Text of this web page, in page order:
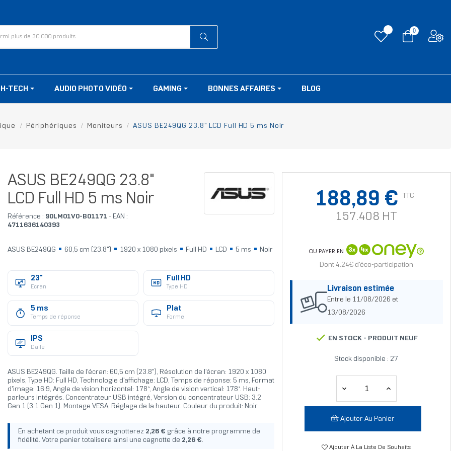
0
TECH AUDIO PHOTO VIDÉO GAMING BONNES AFFAIRES BLOG
Périphériques Moniteurs ASUS BE249QG 23.8" LCD Full HD 5 ms Noir
ASUS BE249QG 23.8"
LCD Full HD 5 ms Noir
Référence : 90LM01V0-B01171 - EAN :
4711636140393
ASUS BE249QG 60,5 cm (23.8") 1920 x 1080 pixels Full HD LCD 5 ms Noir
23"
Ecran
Full HD
Type HD
5 ms
Temps de réponse
Plat
Forme
IPS
Dalle
ASUS BE249QG. Taille de l'écran: 60,5 cm (23.8"), Résolution de l'écran: 1920 x 1080
pixels, Type HD: Full HD, Technologie d'affichage: LCD, Temps de réponse: 5 ms, Format
d'image: 16:9, Angle de vision horizontal: 178°, Angle de vision vertical: 178°. Haut-
parleurs intégrés. Concentrateur USB intégré, Version du concentrateur USB: 3.2
Gen 1 (3.1 Gen 1). Montage VESA, Réglage de la hauteur. Couleur du produit: Noir
En achetant ce produit vous cagnotterez 2,26 € grâce à notre programme de
fidélité. Votre panier totalisera ainsi une cagnotte de 2,26 €.
188,89 € TTC
157.408 HT
OU PAYER EN
Dont 4.24€ d'éco-participation
Livraison estimée
Entre le 11/08/2026 et
13/08/2026
EN STOCK - PRODUIT NEUF
Stock disponible : 27
Ajouter Au Panier
Ajouter À La Liste De Souhaits